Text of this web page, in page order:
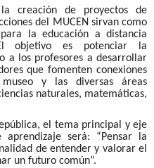
creación de proyectos de
del MUCEN sirvan como
la educación a distancia
objetivo es potenciar la
a los profesores a desarrollar
que fomenten conexiones
y las diversas áreas
naturales, matemáticas,
el tema principal y eje
será: “Pensar la
de entender y valorar el
un futuro común”.